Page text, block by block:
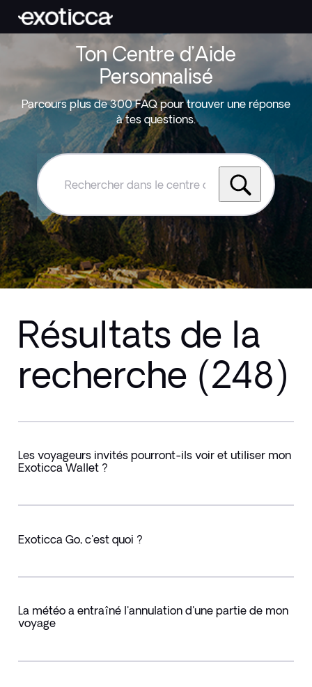
Ton Centre d’Aide
Personnalisé
Parcours plus de 300 FAQ pour trouver une réponse
à tes questions.
Rechercher
le
centre
d'aide
Exoticca
Résultats de la
recherche (248)
Les voyageurs invités pourront-ils voir et utiliser mon
Exoticca Wallet ?
Exoticca Go, c'est quoi ?
La météo a entraîné l'annulation d'une partie de mon
voyage